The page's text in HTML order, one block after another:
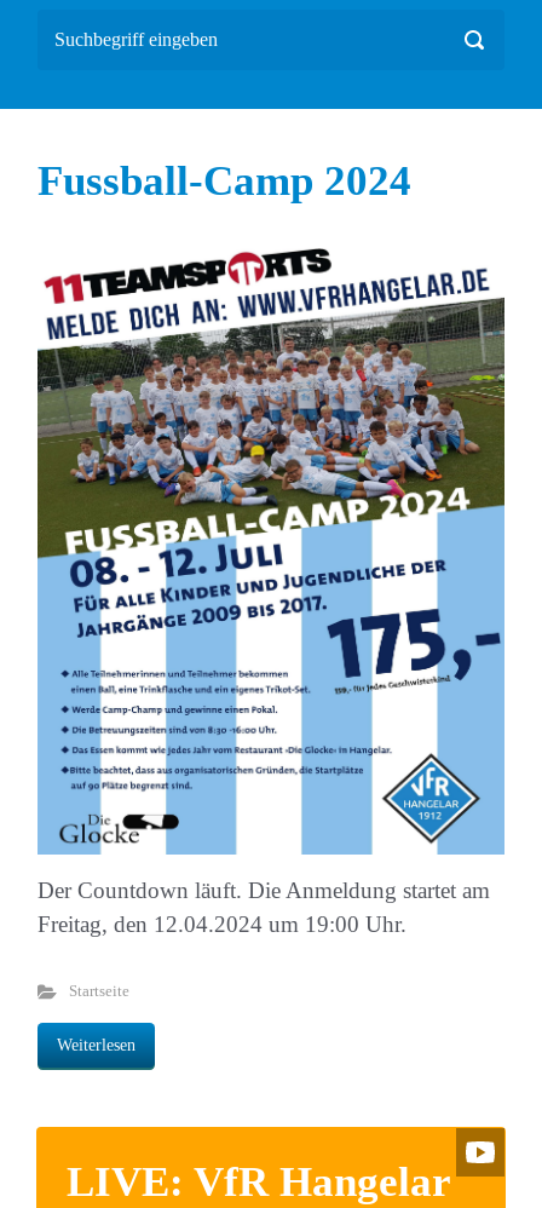
Fussball-Camp 2024
Der Countdown läuft. Die Anmeldung startet am
Freitag, den 12.04.2024 um 19:00 Uhr.
Startseite
Weiterlesen
LIVE: VfR Hangelar